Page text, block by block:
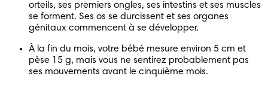
orteils, ses premiers ongles, ses intestins et ses muscles
se forment. Ses os se durcissent et ses organes
génitaux commencent à se développer.
À la fin du mois, votre bébé mesure environ 5 cm et
pèse 15 g, mais vous ne sentirez probablement pas
ses mouvements avant le cinquième mois.